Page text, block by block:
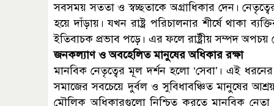
সবসময় সততা ও স্বচ্ছতাকে অগ্রাধিকার দেন।
হয়ে দাঁড়ায়। যখন রাষ্ট্র পরিচালনার শীর্ষে থাকা
ইতিবাচক প্রভাব পড়ে। এর ফলে রাষ্ট্রীয় সম্পদ
জনকল্যাণ ও অবহেলিত মানুষের অধিকার রক্ষা
মানবিক নেতৃত্বের মূল দর্শন হলো ‘সেবা’। এই ধরনের
সমাজের সবচেয়ে দুর্বল ও সুবিধাবঞ্চিত মানুষের
মৌলিক অধিকারগুলো নিশ্চিত করতে মানবিক